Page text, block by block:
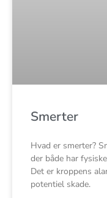
Smerter
Hvad er smerter?
der både har
Det er kroppens
potentiel skade.